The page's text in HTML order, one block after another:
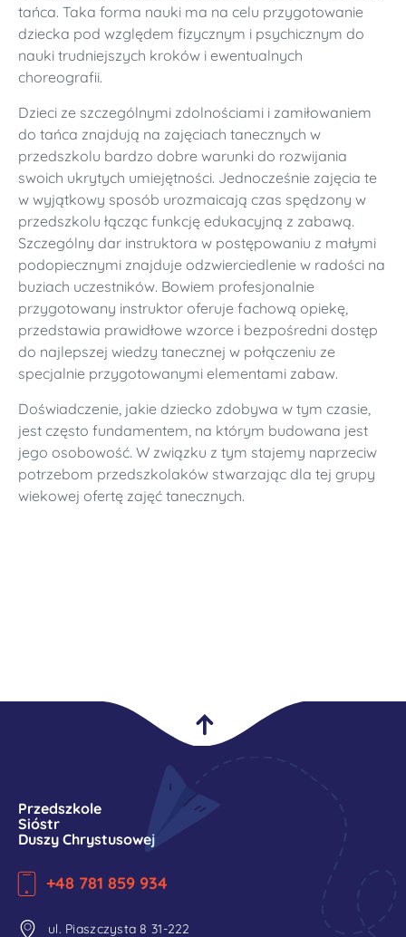
tańca. Taka forma nauki ma na celu przygotowanie
dziecka pod względem fizycznym i psychicznym do
nauki trudniejszych kroków i ewentualnych
choreografii.
Dzieci ze szczególnymi zdolnościami i zamiłowaniem
do tańca znajdują na zajęciach tanecznych w
przedszkolu bardzo dobre warunki do rozwijania
swoich ukrytych umiejętności. Jednocześnie zajęcia te
w wyjątkowy sposób urozmaicają czas spędzony w
przedszkolu łącząc funkcję edukacyjną z zabawą.
Szczególny dar instruktora w postępowaniu z małymi
podopiecznymi znajduje odzwierciedlenie w radości na
buziach uczestników. Bowiem profesjonalnie
przygotowany instruktor oferuje fachową opiekę,
przedstawia prawidłowe wzorce i bezpośredni dostęp
do najlepszej wiedzy tanecznej w połączeniu ze
specjalnie przygotowanymi elementami zabaw.
Doświadczenie, jakie dziecko zdobywa w tym czasie,
jest często fundamentem, na którym budowana jest
jego osobowość. W związku z tym stajemy naprzeciw
potrzebom przedszkolaków stwarzając dla tej grupy
wiekowej ofertę zajęć tanecznych.
Przedszkole
Sióstr
Duszy Chrystusowej
+48 781 859 934
ul. Piaszczysta 8 31-222